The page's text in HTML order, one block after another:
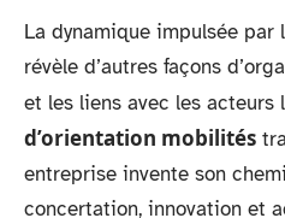
La dynamique impulsée par
révèle d’autres façons
et les liens avec les acteurs
d’orientation mobilités
entreprise invente son
concertation, innovation et